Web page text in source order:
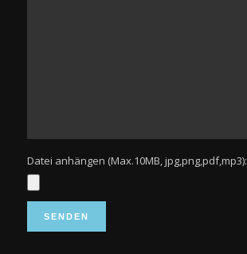
Datei anhängen (Max.10MB, jpg,png,pdf,mp3):